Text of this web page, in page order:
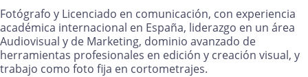
Fotógrafo y Licenciado en comunicación, con experiencia
académica internacional en España, liderazgo en un área
Audiovisual y de Marketing, dominio avanzado de
herramientas profesionales en edición y creación visual, y
trabajo como foto fija en cortometrajes.